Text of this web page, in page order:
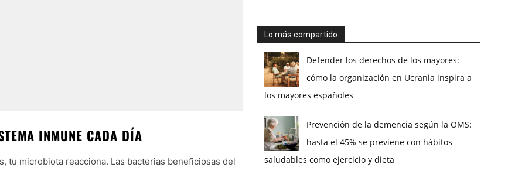
INMUNE CADA DÍA
tu microbiota reacciona. Las bacterias beneficiosas del
Lo más compartido
Defender los derechos de los mayores:
cómo la organización en Ucrania inspira a
los mayores españoles
Prevención de la demencia según la OMS:
hasta el 45% se previene con hábitos
saludables como ejercicio y dieta